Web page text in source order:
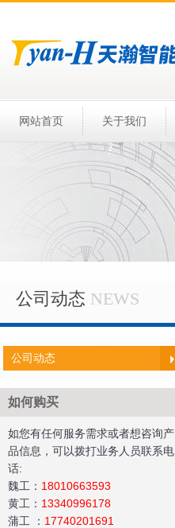
网站首页 关于我们
公司动态 NEWS
公司动态
如何购买
如您有任何服务需求或者想咨询产
品信息，可以拨打业务人员联系电
话:
魏工： 18010663593
黄工 ： 13340996178
蒲工
： 17740201691